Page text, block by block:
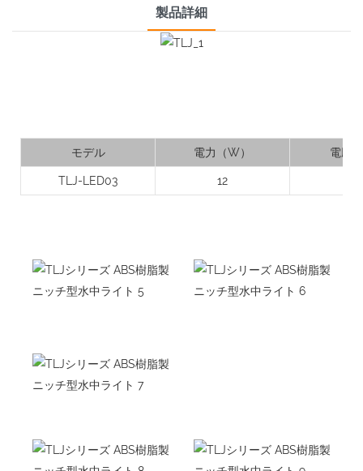
製品詳細
モデル 電力（W） 電圧
TLJ-LED03 12